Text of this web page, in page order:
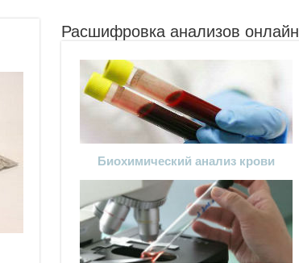
Расшифровка анализов онлайн
Биохимический анализ крови